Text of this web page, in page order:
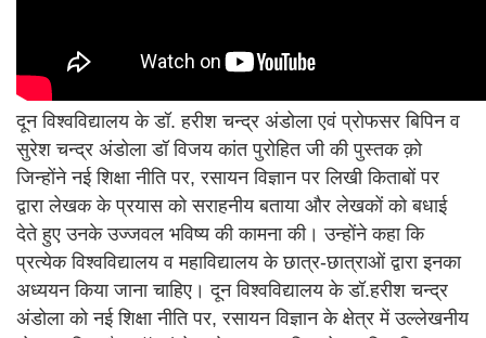
दून विश्वविद्यालय के डॉ. हरीश चन्द्र अंडोला एवं प्रोफसर बिपिन व
सुरेश चन्द्र अंडोला डॉ विजय कांत पुरोहित जी की पुस्तक क़ो
जिन्होंने नई शिक्षा नीति पर, रसायन विज्ञान पर लिखी किताबों पर
द्वारा लेखक के प्रयास को सराहनीय बताया और लेखकों को बधाई
देते हुए उनके उज्जवल भविष्य की कामना की। उन्होंने कहा कि
प्रत्येक विश्वविद्यालय व महाविद्यालय के छात्र-छात्राओं द्वारा इनका
अध्ययन किया जाना चाहिए। दून विश्वविद्यालय के डॉ.हरीश चन्द्र
अंडोला को नई शिक्षा नीति पर, रसायन विज्ञान के क्षेत्र में उल्लेखनीय